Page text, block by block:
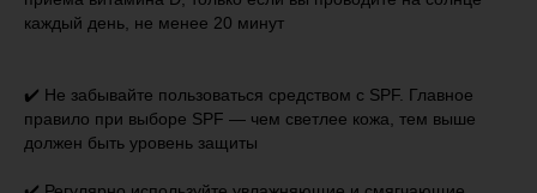
каждый день, не менее 20 минут
✔️ Не забывайте пользоваться средством с SPF. Главное
правило при выборе SPF — чем светлее кожа, тем выше
должен быть уровень защиты